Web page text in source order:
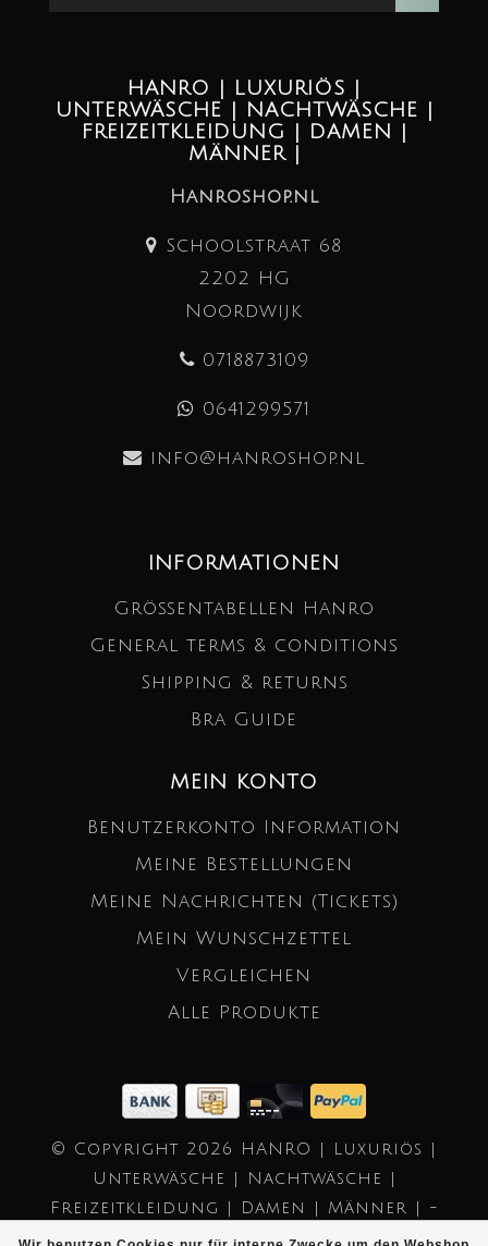
HANRO | LUXURIÖS |
UNTERWÄSCHE | NACHTWÄSCHE |
FREIZEITKLEIDUNG | DAMEN |
MÄNNER |
Hanroshop.nl
Schoolstraat 68
2202 HG
Noordwijk
0718873109
0641299571
info@hanroshop.nl
INFORMATIONEN
Größentabellen Hanro
General terms & conditions
Shipping & returns
Bra Guide
MEIN KONTO
Benutzerkonto Information
Meine Bestellungen
Meine Nachrichten (Tickets)
Mein Wunschzettel
Vergleichen
Alle Produkte
© Copyright 2026 HANRO | Luxuriös |
Unterwäsche | Nachtwäsche |
Freizeitkleidung | Damen | Männer | -
Powered byLightspeed- Theme by